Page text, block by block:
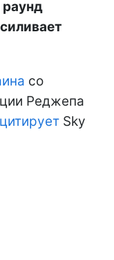
со
Реджепа
цитирует Sky